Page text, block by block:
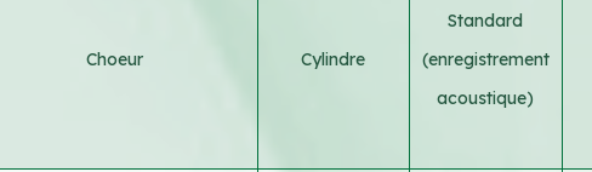
Choeur Cylindre
Standard
(enregistrement
acoustique)